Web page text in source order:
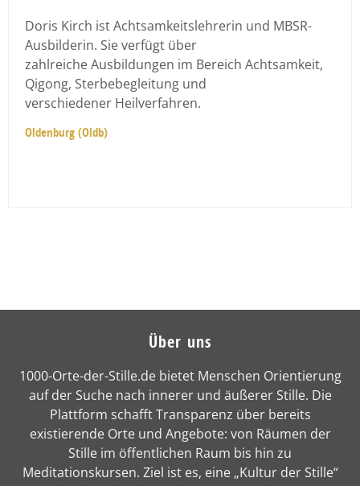
Doris Kirch ist Achtsamkeitslehrerin und MBSR-
Ausbilderin. Sie verfügt über
zahlreiche Ausbildungen im Bereich Achtsamkeit,
Qigong, Sterbebegleitung und
verschiedener Heilverfahren.
Oldenburg (Oldb)
Über uns
1000-Orte-der-Stille.de bietet Menschen Orientierung
auf der Suche nach innerer und äußerer Stille. Die
Plattform schafft Transparenz über bereits
existierende Orte und Angebote: von Räumen der
Stille im öffentlichen Raum bis hin zu
Meditationskursen. Ziel ist es, eine „Kultur der Stille“